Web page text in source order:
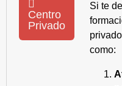
Centro
Privado
Si te
como: